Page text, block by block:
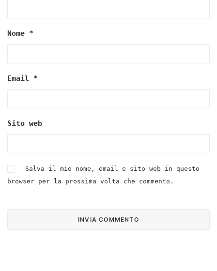
Nome *
Email *
Sito web
Salva il mio nome, email e sito web in questo
browser per la prossima volta che commento.